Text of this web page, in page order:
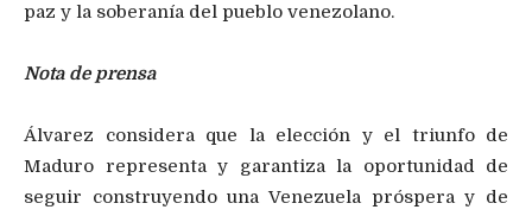
paz y la soberanía del pueblo venezolano.
Nota de prensa
Álvarez considera que la elección y el triunfo de
Maduro representa y garantiza la oportunidad de
seguir construyendo una Venezuela próspera y de